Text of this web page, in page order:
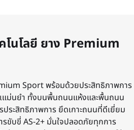
โนโลยี ยาง Premium
Sport พร้อมด้วยประสิทธิภาพการ
แม่นยำ ทั้งบนพื้นถนนแห้งและพื้นถนน
ประสิทธิภาพการ ยึดเกาะถนนที่ดีเยี่ยม
ขับขี่ AS-2+ มั่นใจปลอดภัยทุกการ